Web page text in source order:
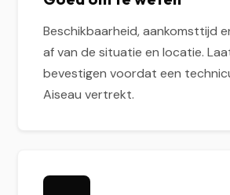
Beschikbaarheid, aankomsttijd
af van de situatie en locatie.
bevestigen voordat een
Aiseau vertrekt.